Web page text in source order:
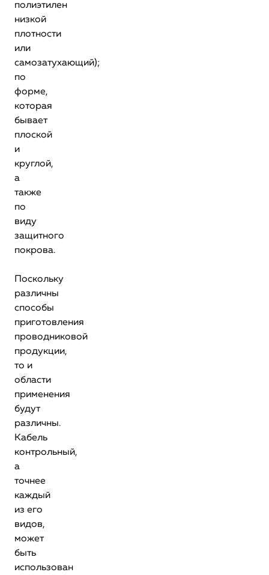
полиэтилен
низкой
плотности
или
самозатухающий);
по
форме,
которая
бывает
плоской
и
круглой,
а
также
по
виду
защитного
покрова.
Поскольку
различны
способы
приготовления
проводниковой
продукции,
то и
области
применения
будут
различны.
Кабель
контрольный,
а
точнее
каждый
из его
видов,
может
быть
использован